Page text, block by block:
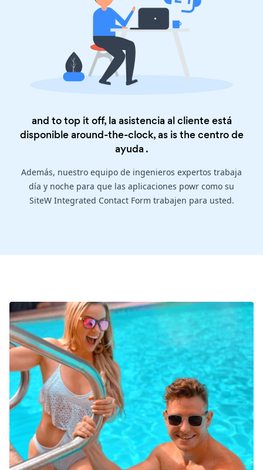
and to top it off, la asistencia al cliente está
disponible around-the-clock, as is thecentro de
ayuda .
Además, nuestro equipo de ingenieros expertos trabaja
día y noche para que las aplicaciones powr como su
SiteW Integrated Contact Form trabajen para usted.